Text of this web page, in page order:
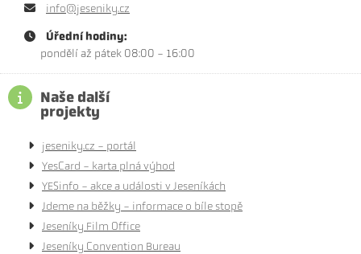
info@jeseniky.cz
Úřední hodiny:
pondělí až pátek 08:00 - 16:00
Naše další
projekty
jeseniky.cz - portál
YesCard - karta plná výhod
YESinfo - akce a události v Jeseníkách
Jdeme na běžky - informace o bíle stopě
Jeseníky Film Office
Jeseníky Convention Bureau